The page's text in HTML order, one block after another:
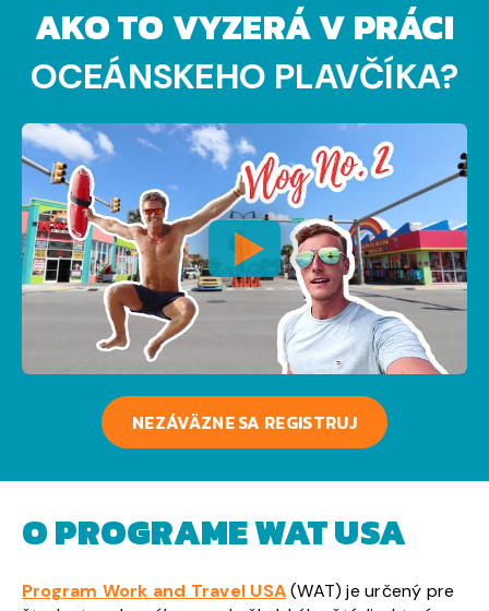
AKO TO VYZERÁ V PRÁCI
OCEÁNSKEHO PLAVČÍKA?
NEZÁVÄZNE SA REGISTRUJ
O PROGRAME WAT USA
Program Work and Travel USA(WAT) je určený pre